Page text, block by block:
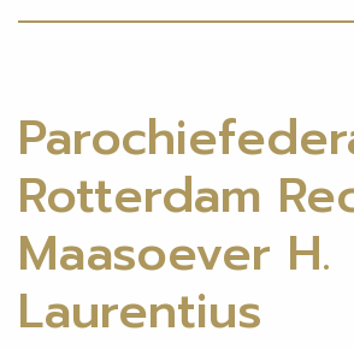
Rotterdam
Maasoever H.
Laurentius